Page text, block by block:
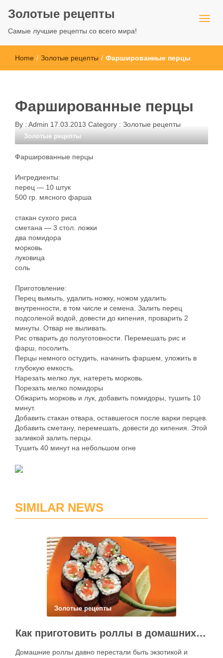
Золотые рецепты
Самые лучшие рецепты со всего мира!
Home / Золотые рецепты / Фаршированные перцы
Фаршированные перцы
By : Admin 17.03.2013 Category : Золотые рецепты
Золотые рецепты
Фаршированные перцы
Ингредиенты:
перец — 10 штук
500 гр. мясного фарша
стакан сухого риса
сметана — 3 стол. ложки
два помидора
морковь
луковица
соль
Приготовление:
Перец вымыть, удалить ножку, ножом удалить
внутренности, в том числе и семена. Залить перец
подсоленой водой, довести до кипения, проварить 2
минуты. Отвар не выливать.
Рис отварить до полуготовности. Перемешать рис и
фарш, посолить.
Перцы немного остудить, начинить фаршем, уложить в
глубокую емкость.
Нарезать мелко лук, натереть морковь.
Порезать мелко помидоры
Обжарить морковь и лук, добавить помидоры, тушить 10
минут.
Добавить стакан отвара, оставшегося после варки перцев.
Добавить сметану, перемешать, довести до кипения. Этой
заливкой залить перцы.
Тушить 40 минут на небольшом огне
SIMILAR NEWS
Золотые рецепты
Как приготовить роллы в домашних условиях?
Домашние роллы давно перестали быть экзотикой и